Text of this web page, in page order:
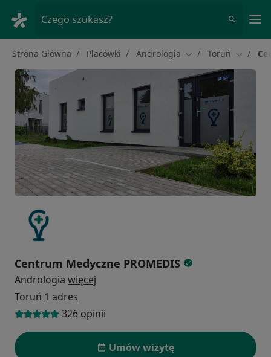
Czego szukasz?
Strona Główna Placówki Andrologia Zmień miasto
Toruń Zmień
Centrum Medyczne PROMEDIS
Andrologia więcej
Toruń 1 adres
326 opinii
Umów wizytę